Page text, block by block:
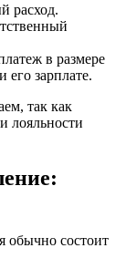
расход.
в размере
его зарплате.
так как
лояльности
обычно состоит